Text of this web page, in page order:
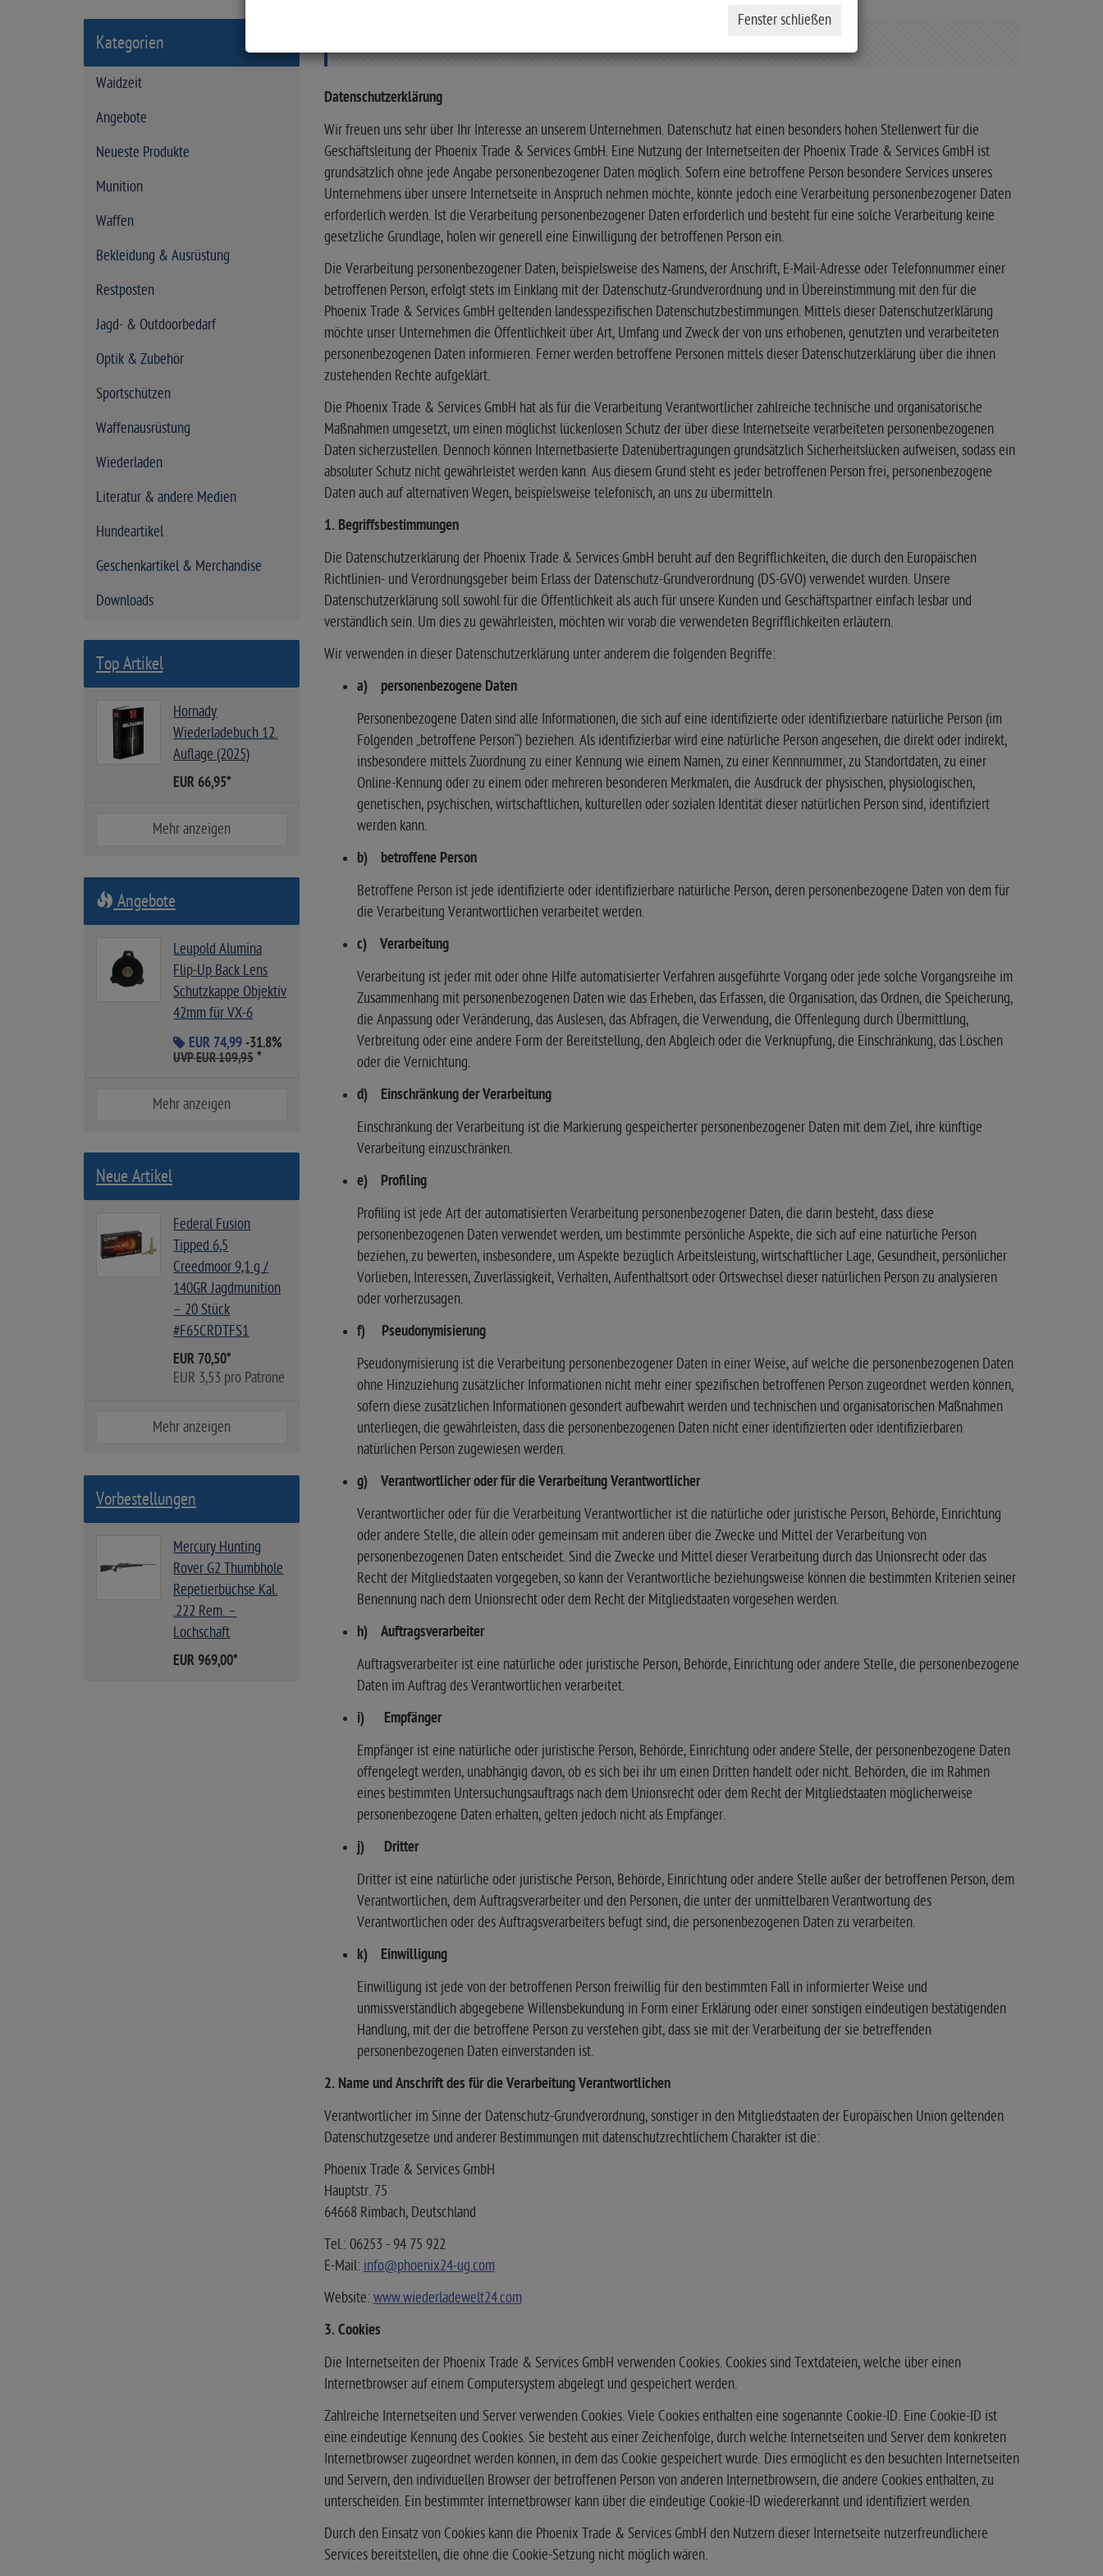
t
s
i
e
Datenschutzerklärung
Wir freuen uns sehr über Ihr Interesse an unserem Unternehmen. Datenschutz hat einen besonders hohen Stellenwert für die
Geschäftsleitung der Phoenix Trade & Services GmbH. Eine Nutzung der Internetseiten der Phoenix Trade & Services GmbH ist
grundsätzlich ohne jede Angabe personenbezogener Daten möglich. Sofern eine betroffene Person besondere Services unseres
Unternehmens über unsere Internetseite in Anspruch nehmen möchte, könnte jedoch eine Verarbeitung personenbezogener Daten
erforderlich werden. Ist die Verarbeitung personenbezogener Daten erforderlich und besteht für eine solche Verarbeitung keine
gesetzliche Grundlage, holen wir generell eine Einwilligung der betroffenen Person ein.
Die Verarbeitung personenbezogener Daten, beispielsweise des Namens, der Anschrift, E-Mail-Adresse oder Telefonnummer einer
betroffenen Person, erfolgt stets im Einklang mit der Datenschutz-Grundverordnung und in Übereinstimmung mit den für die
Phoenix Trade & Services GmbH geltenden landesspezifischen Datenschutzbestimmungen. Mittels dieser Datenschutzerklärung
möchte unser Unternehmen die Öffentlichkeit über Art, Umfang und Zweck der von uns erhobenen, genutzten und verarbeiteten
personenbezogenen Daten informieren. Ferner werden betroffene Personen mittels dieser Datenschutzerklärung über die ihnen
zustehenden Rechte aufgeklärt.
Die Phoenix Trade & Services GmbH hat als für die Verarbeitung Verantwortlicher zahlreiche technische und organisatorische
Maßnahmen umgesetzt, um einen möglichst lückenlosen Schutz der über diese Internetseite verarbeiteten personenbezogenen
Daten sicherzustellen. Dennoch können Internetbasierte Datenübertragungen grundsätzlich Sicherheitslücken aufweisen, sodass ein
absoluter Schutz nicht gewährleistet werden kann. Aus diesem Grund steht es jeder betroffenen Person frei, personenbezogene
Daten auch auf alternativen Wegen, beispielsweise telefonisch, an uns zu übermitteln.
1. Begriffsbestimmungen
Die Datenschutzerklärung der Phoenix Trade & Services GmbH beruht auf den Begrifflichkeiten, die durch den Europäischen
Richtlinien- und Verordnungsgeber beim Erlass der Datenschutz-Grundverordnung (DS-GVO) verwendet wurden. Unsere
Datenschutzerklärung soll sowohl für die Öffentlichkeit als auch für unsere Kunden und Geschäftspartner einfach lesbar und
verständlich sein. Um dies zu gewährleisten, möchten wir vorab die verwendeten Begrifflichkeiten erläutern.
Wir verwenden in dieser Datenschutzerklärung unter anderem die folgenden Begriffe:
a) personenbezogene Daten
Personenbezogene Daten sind alle Informationen, die sich auf eine identifizierte oder identifizierbare natürliche Person (im
Folgenden „betroffene Person“) beziehen. Als identifizierbar wird eine natürliche Person angesehen, die direkt oder indirekt,
insbesondere mittels Zuordnung zu einer Kennung wie einem Namen, zu einer Kennnummer, zu Standortdaten, zu einer
Online-Kennung oder zu einem oder mehreren besonderen Merkmalen, die Ausdruck der physischen, physiologischen,
genetischen, psychischen, wirtschaftlichen, kulturellen oder sozialen Identität dieser natürlichen Person sind, identifiziert
werden kann.
b) betroffene Person
Betroffene Person ist jede identifizierte oder identifizierbare natürliche Person, deren personenbezogene Daten von dem für
die Verarbeitung Verantwortlichen verarbeitet werden.
c) Verarbeitung
Verarbeitung ist jeder mit oder ohne Hilfe automatisierter Verfahren ausgeführte Vorgang oder jede solche Vorgangsreihe im
Zusammenhang mit personenbezogenen Daten wie das Erheben, das Erfassen, die Organisation, das Ordnen, die Speicherung,
die Anpassung oder Veränderung, das Auslesen, das Abfragen, die Verwendung, die Offenlegung durch Übermittlung,
Verbreitung oder eine andere Form der Bereitstellung, den Abgleich oder die Verknüpfung, die Einschränkung, das Löschen
oder die Vernichtung.
d) Einschränkung der Verarbeitung
Einschränkung der Verarbeitung ist die Markierung gespeicherter personenbezogener Daten mit dem Ziel, ihre künftige
Verarbeitung einzuschränken.
e) Profiling
Profiling ist jede Art der automatisierten Verarbeitung personenbezogener Daten, die darin besteht, dass diese
personenbezogenen Daten verwendet werden, um bestimmte persönliche Aspekte, die sich auf eine natürliche Person
beziehen, zu bewerten, insbesondere, um Aspekte bezüglich Arbeitsleistung, wirtschaftlicher Lage, Gesundheit, persönlicher
Vorlieben, Interessen, Zuverlässigkeit, Verhalten, Aufenthaltsort oder Ortswechsel dieser natürlichen Person zu analysieren
oder vorherzusagen.
f) Pseudonymisierung
Pseudonymisierung ist die Verarbeitung personenbezogener Daten in einer Weise, auf welche die personenbezogenen Daten
ohne Hinzuziehung zusätzlicher Informationen nicht mehr einer spezifischen betroffenen Person zugeordnet werden können,
sofern diese zusätzlichen Informationen gesondert aufbewahrt werden und technischen und organisatorischen Maßnahmen
unterliegen, die gewährleisten, dass die personenbezogenen Daten nicht einer identifizierten oder identifizierbaren
natürlichen Person zugewiesen werden.
g) Verantwortlicher oder für die Verarbeitung Verantwortlicher
Verantwortlicher oder für die Verarbeitung Verantwortlicher ist die natürliche oder juristische Person, Behörde, Einrichtung
oder andere Stelle, die allein oder gemeinsam mit anderen über die Zwecke und Mittel der Verarbeitung von
personenbezogenen Daten entscheidet. Sind die Zwecke und Mittel dieser Verarbeitung durch das Unionsrecht oder das
Recht der Mitgliedstaaten vorgegeben, so kann der Verantwortliche beziehungsweise können die bestimmten Kriterien seiner
Benennung nach dem Unionsrecht oder dem Recht der Mitgliedstaaten vorgesehen werden.
h) Auftragsverarbeiter
Auftragsverarbeiter ist eine natürliche oder juristische Person, Behörde, Einrichtung oder andere Stelle, die personenbezogene
Daten im Auftrag des Verantwortlichen verarbeitet.
i) Empfänger
Empfänger ist eine natürliche oder juristische Person, Behörde, Einrichtung oder andere Stelle, der personenbezogene Daten
offengelegt werden, unabhängig davon, ob es sich bei ihr um einen Dritten handelt oder nicht. Behörden, die im Rahmen
eines bestimmten Untersuchungsauftrags nach dem Unionsrecht oder dem Recht der Mitgliedstaaten möglicherweise
personenbezogene Daten erhalten, gelten jedoch nicht als Empfänger.
j) Dritter
Dritter ist eine natürliche oder juristische Person, Behörde, Einrichtung oder andere Stelle außer der betroffenen Person, dem
Verantwortlichen, dem Auftragsverarbeiter und den Personen, die unter der unmittelbaren Verantwortung des
Verantwortlichen oder des Auftragsverarbeiters befugt sind, die personenbezogenen Daten zu verarbeiten.
k) Einwilligung
Einwilligung ist jede von der betroffenen Person freiwillig für den bestimmten Fall in informierter Weise und
unmissverständlich abgegebene Willensbekundung in Form einer Erklärung oder einer sonstigen eindeutigen bestätigenden
Handlung, mit der die betroffene Person zu verstehen gibt, dass sie mit der Verarbeitung der sie betreffenden
personenbezogenen Daten einverstanden ist.
2. Name und Anschrift des für die Verarbeitung Verantwortlichen
Verantwortlicher im Sinne der Datenschutz-Grundverordnung, sonstiger in den Mitgliedstaaten der Europäischen Union geltenden
Datenschutzgesetze und anderer Bestimmungen mit datenschutzrechtlichem Charakter ist die:
Phoenix Trade & Services GmbH
Hauptstr. 75
64668 Rimbach, Deutschland
Tel.: 06253 - 94 75 922
E-Mail: info@phoenix24-ug.com
Website: www.wiederladewelt24.com
3. Cookies
Die Internetseiten der Phoenix Trade & Services GmbH verwenden Cookies. Cookies sind Textdateien, welche über einen
Internetbrowser auf einem Computersystem abgelegt und gespeichert werden.
Zahlreiche Internetseiten und Server verwenden Cookies. Viele Cookies enthalten eine sogenannte Cookie-ID. Eine Cookie-ID ist
eine eindeutige Kennung des Cookies. Sie besteht aus einer Zeichenfolge, durch welche Internetseiten und Server dem konkreten
Internetbrowser zugeordnet werden können, in dem das Cookie gespeichert wurde. Dies ermöglicht es den besuchten Internetseiten
und Servern, den individuellen Browser der betroffenen Person von anderen Internetbrowsern, die andere Cookies enthalten, zu
unterscheiden. Ein bestimmter Internetbrowser kann über die eindeutige Cookie-ID wiedererkannt und identifiziert werden.
Durch den Einsatz von Cookies kann die Phoenix Trade & Services GmbH den Nutzern dieser Internetseite nutzerfreundlichere
Services bereitstellen, die ohne die Cookie-Setzung nicht möglich wären.
Kategorien
Waidzeit
Angebote
Neueste Produkte
Munition
Waffen
Bekleidung & Ausrüstung
Restposten
Jagd- & Outdoorbedarf
Optik & Zubehör
Sportschützen
Waffenausrüstung
Wiederladen
Literatur & andere Medien
Hundeartikel
Geschenkartikel & Merchandise
Downloads
Top Artikel
Hornady
Wiederladebuch 12.
Auflage (2025)
EUR 66,95*
Mehr anzeigen
Angebote
Leupold Alumina
Flip-Up Back Lens
Schutzkappe Objektiv
42mm für VX-6
EUR 74,99 -31.8%
UVP EUR 109,95*
Mehr anzeigen
Neue Artikel
Federal Fusion
Tipped 6,5
Creedmoor 9,1 g /
140GR Jagdmunition
– 20 Stück
#F65CRDTFS1
EUR 70,50*
EUR 3,53 pro Patrone
Mehr anzeigen
Vorbestellungen
Mercury Hunting
Rover G2 Thumbhole
Repetierbüchse Kal.
.222 Rem. –
Lochschaft
EUR 969,00*